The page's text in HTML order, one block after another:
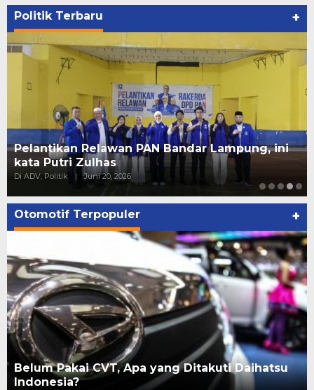
Politik Terbaru +
Pelantikan Relawan PAN Bandar Lampung, ini
kata Putri Zulhas
Di ADV, Politik | Juni 20, 2026
Otomotif Terpopuler +
Belum Pakai CVT, Apa yang Ditakuti Daihatsu
Indonesia?